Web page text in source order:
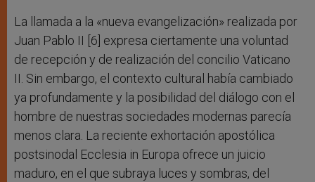
La llamada a la «nueva evangelización» realizada por
Juan Pablo II [6] expresa ciertamente una voluntad
de recepción y de realización del concilio Vaticano
II. Sin embargo, el contexto cultural había cambiado
ya profundamente y la posibilidad del diálogo con el
hombre de nuestras sociedades modernas parecía
menos clara. La reciente exhortación apostólica
postsinodal Ecclesia in Europa ofrece un juicio
maduro, en el que subraya luces y sombras, del